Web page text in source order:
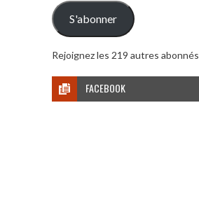
mail
S'abonner
Rejoignez les 219 autres abonnés
FACEBOOK